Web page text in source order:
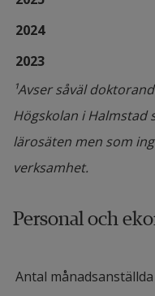
2024
2023
¹Avser såväl
Högskolan i Halmstad
lärosäten men som
verksamhet.
Personal och
Antal månadsanställda